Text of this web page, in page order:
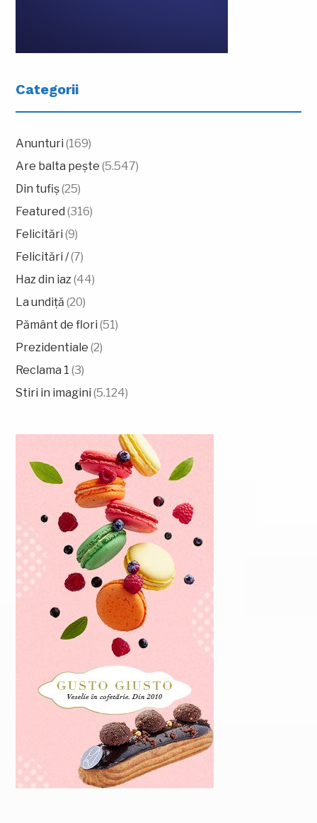
Categorii
Anunturi (169)
Are balta pește (5.547)
Din tufiș(25)
Featured (316)
Felicitări (9)
Felicitări /(7)
Haz din iaz(44)
La undiță (20)
Pământ de flori (51)
Prezidentiale (2)
Reclama 1 (3)
Stiri in imagini (5.124)